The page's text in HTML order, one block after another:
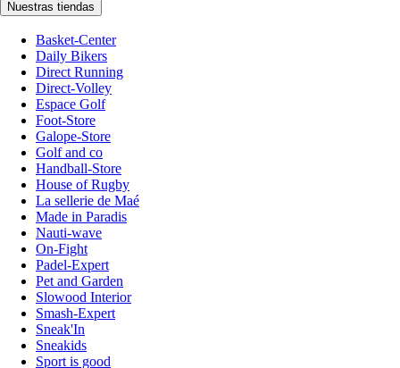
Nuestras tiendas
Basket-Center
Daily Bikers
Direct Running
Direct-Volley
Espace Golf
Foot-Store
Galope-Store
Golf and co
Handball-Store
House of Rugby
La sellerie de Maé
Made in Paradis
Nauti-wave
On-Fight
Padel-Expert
Pet and Garden
Slowood Interior
Smash-Expert
Sneak'In
Sneakids
Sport is good